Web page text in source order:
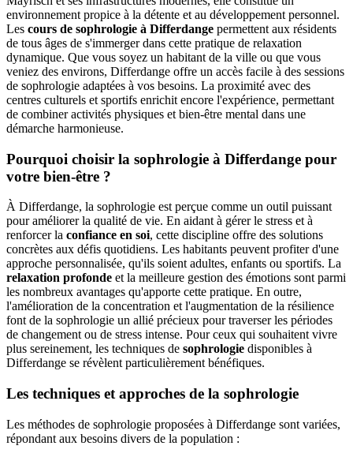
environnement propice à la détente et au développement personnel.
Les cours de sophrologie à Differdange permettent aux résidents
de tous âges de s'immerger dans cette pratique de relaxation
dynamique. Que vous soyez un habitant de la ville ou que vous
veniez des environs, Differdange offre un accès facile à des sessions
de sophrologie adaptées à vos besoins. La proximité avec des
centres culturels et sportifs enrichit encore l'expérience, permettant
de combiner activités physiques et bien-être mental dans une
démarche harmonieuse.
Pourquoi choisir la sophrologie à Differdange pour
votre bien-être ?
À Differdange, la sophrologie est perçue comme un outil puissant
pour améliorer la qualité de vie. En aidant à gérer le stress et à
renforcer la confiance en soi, cette discipline offre des solutions
concrètes aux défis quotidiens. Les habitants peuvent profiter d'une
approche personnalisée, qu'ils soient adultes, enfants ou sportifs. La
relaxation profonde et la meilleure gestion des émotions sont parmi
les nombreux avantages qu'apporte cette pratique. En outre,
l'amélioration de la concentration et l'augmentation de la résilience
font de la sophrologie un allié précieux pour traverser les périodes
de changement ou de stress intense. Pour ceux qui souhaitent vivre
plus sereinement, les techniques de sophrologie disponibles à
Differdange se révèlent particulièrement bénéfiques.
Les techniques et approches de la sophrologie
Les méthodes de sophrologie proposées à Differdange sont variées,
répondant aux besoins divers de la population :